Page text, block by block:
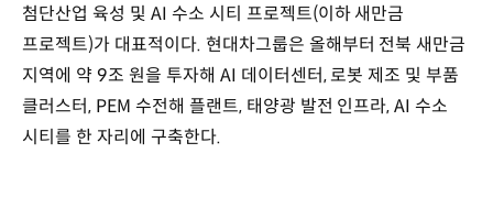
첨단산업 육성 및 AI 수소 시티 프로젝트(이하 새만금
프로젝트)가 대표적이다. 현대차그룹은 올해부터 전북 새만금
지역에 약 9조 원을 투자해 AI 데이터센터, 로봇 제조 및 부품
클러스터, PEM 수전해 플랜트, 태양광 발전 인프라, AI 수소
시티를 한 자리에 구축한다.